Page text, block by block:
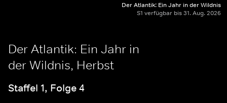
Der Atlantik: Ein Jahr in der Wildnis
S1 verfügbar bis 31. Aug. 2026
Der Atlantik: Ein Jahr in
der Wildnis, Herbst
Staffel 1, Folge 4